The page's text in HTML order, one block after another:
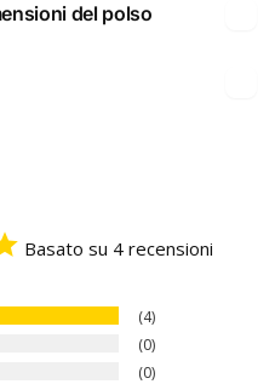
del polso
Basato su 4 recensioni
4
0
0